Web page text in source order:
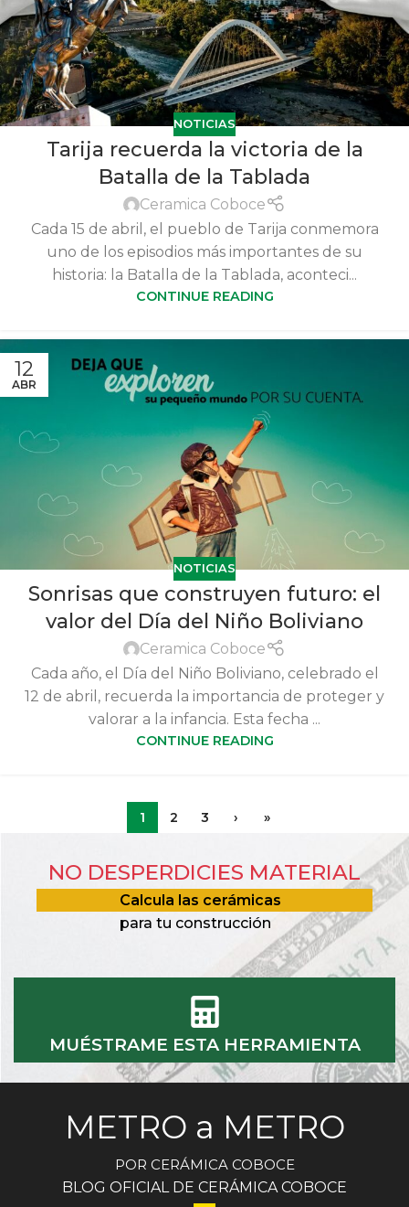
NOTICIAS
Tarija recuerda la victoria de la
Batalla de la Tablada
Ceramica Coboce
Cada 15 de abril, el pueblo de Tarija conmemora
uno de los episodios más importantes de su
historia: la Batalla de la Tablada, aconteci...
CONTINUE READING
12
ABR
NOTICIAS
Sonrisas que construyen futuro: el
valor del Día del Niño Boliviano
Ceramica Coboce
Cada año, el Día del Niño Boliviano, celebrado el
12 de abril, recuerda la importancia de proteger y
valorar a la infancia. Esta fecha ...
CONTINUE READING
1 2 3 › »
NO DESPERDICIES MATERIAL
Calcula las cerámicas
para tu construcción
MUÉSTRAME ESTA HERRAMIENTA
METRO a METRO
POR CERÁMICA COBOCE
BLOG OFICIAL DE CERÁMICA COBOCE